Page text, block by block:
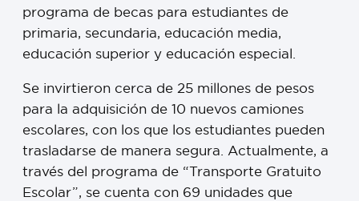
programa de becas para estudiantes de
primaria, secundaria, educación media,
educación superior y educación especial.
Se invirtieron cerca de 25 millones de pesos
para la adquisición de 10 nuevos camiones
escolares, con los que los estudiantes pueden
trasladarse de manera segura. Actualmente, a
través del programa de “Transporte Gratuito
Escolar”, se cuenta con 69 unidades que